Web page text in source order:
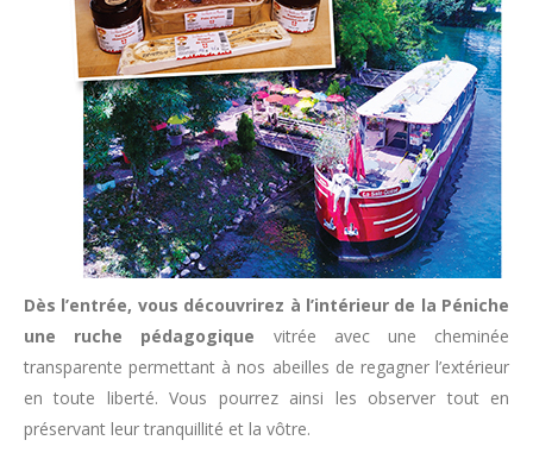
Dès l’entrée, vous découvrirez à l’intérieur de la Péniche
une ruche pédagogique vitrée avec une cheminée
transparente permettant à nos abeilles de regagner l’extérieur
en toute liberté. Vous pourrez ainsi les observer tout en
préservant leur tranquillité et la vôtre.